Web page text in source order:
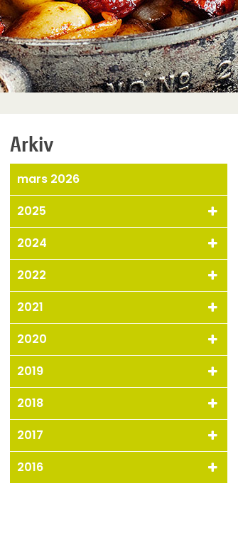
Arkiv
mars 2026
2025
2024
2022
2021
2020
2019
2018
2017
2016